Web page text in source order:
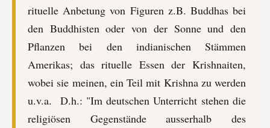
rituelle Anbetung von Figuren z.B. Buddhas bei
den Buddhisten oder von der Sonne und den
Pflanzen bei den indianischen Stämmen
Amerikas; das rituelle Essen der Krishnaiten,
wobei sie meinen, ein Teil mit Krishna zu werden
u.v.a. D.h.: "Im deutschen Unterricht stehen die
religiösen Gegenstände ausserhalb des